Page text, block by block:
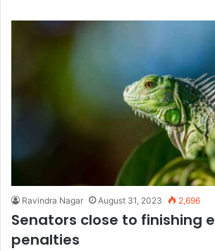
Ravindra Nagar August 31, 2023 2,696
Senators close to finishing
penalties